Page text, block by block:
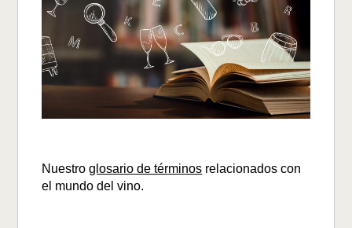
Nuestroglosario de términos relacionados con
el mundo del vino.